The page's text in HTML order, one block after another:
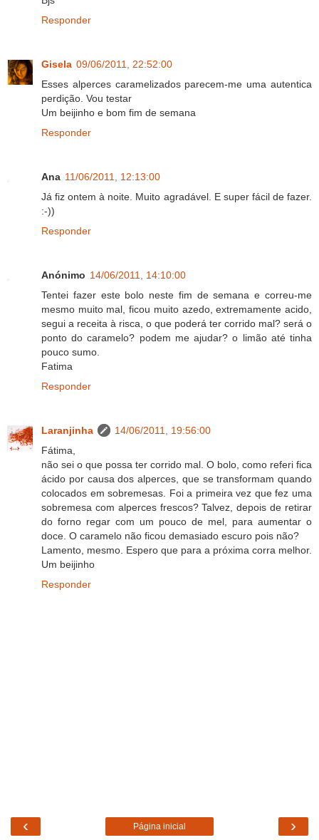
Responder
Gisela 09/06/2011, 22:52:00
Esses alperces caramelizados parecem-me uma autentica
perdição. Vou testar
Um beijinho e bom fim de semana
Responder
Ana 11/06/2011, 12:13:00
Já fiz ontem à noite. Muito agradável. E super fácil de fazer.
:-))
Responder
Anónimo 14/06/2011, 14:10:00
Tentei fazer este bolo neste fim de semana e correu-me
mesmo muito mal, ficou muito azedo, extremamente acido,
segui a receita à risca, o que poderá ter corrido mal? será o
ponto do caramelo? podem me ajudar? o limão até tinha
pouco sumo.
Fatima
Responder
Laranjinha
14/06/2011, 19:56:00
Fátima,
não sei o que possa ter corrido mal. O bolo, como referi fica
ácido por causa dos alperces, que se transformam quando
colocados em sobremesas. Foi a primeira vez que fez uma
sobremesa com alperces frescos? Talvez, depois de retirar
do forno regar com um pouco de mel, para aumentar o
doce. O caramelo não ficou demasiado escuro pois não?
Lamento, mesmo. Espero que para a próxima corra melhor.
Um beijinho
Responder
‹ ›
Página inicial